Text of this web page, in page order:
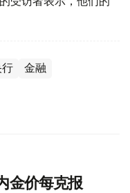
金融
金价每克报